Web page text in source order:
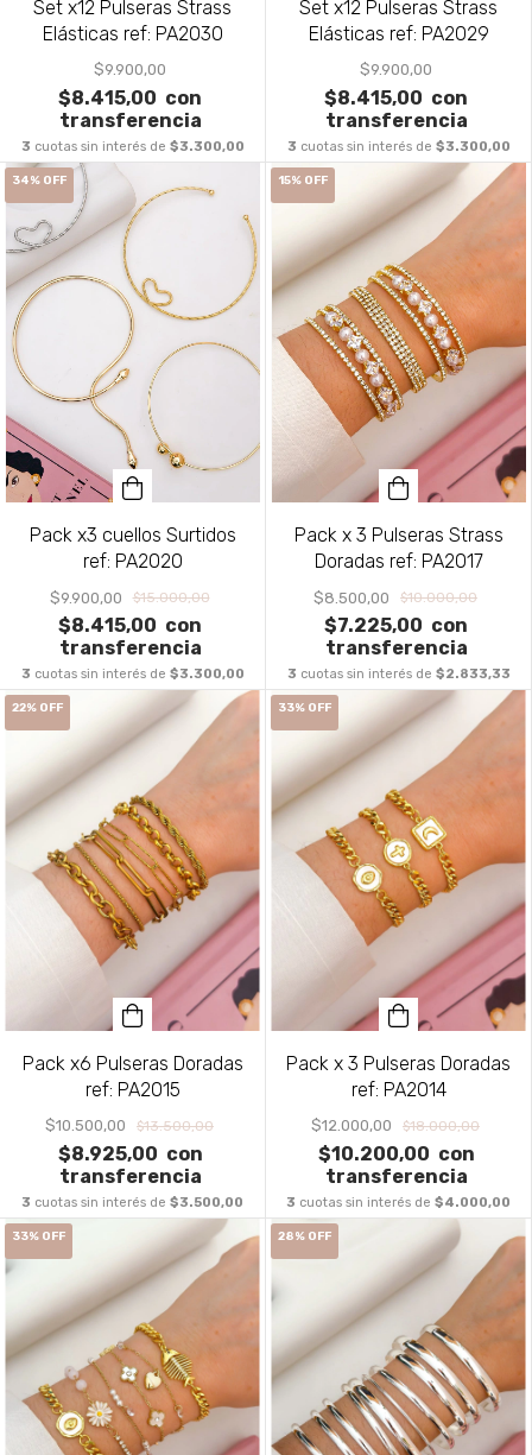
Set x12 Pulseras Strass
Elásticas ref: PA2030
$9.900,00
$8.415,00 con
transferencia
3 cuotas sin interés de $3.300,00
Set x12 Pulseras Strass
Elásticas ref: PA2029
$9.900,00
$8.415,00 con
transferencia
3 cuotas sin interés de $3.300,00
34% OFF
Pack x3 cuellos Surtidos
ref: PA2020
$9.900,00 $15.000,00
$8.415,00 con
transferencia
3 cuotas sin interés de $3.300,00
15% OFF
Pack x 3 Pulseras Strass
Doradas ref: PA2017
$8.500,00 $10.000,00
$7.225,00 con
transferencia
3 cuotas sin interés de $2.833,33
22% OFF
Pack x6 Pulseras Doradas
ref: PA2015
$10.500,00 $13.500,00
$8.925,00 con
transferencia
3 cuotas sin interés de $3.500,00
33% OFF
Pack x 3 Pulseras Doradas
ref: PA2014
$12.000,00 $18.000,00
$10.200,00 con
transferencia
3 cuotas sin interés de $4.000,00
33% OFF 28% OFF